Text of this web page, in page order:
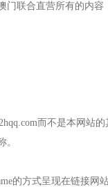
联合直营所有的内容
而不是本网站的
。
的方式呈现在链接网站